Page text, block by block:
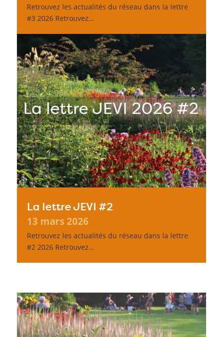
Retrouvez les actualités du réseau dans la lettre
#3 2026 Retrouvez…
La lettre JEVI #2
13 mars 2026
Retrouvez les actualités du réseau dans la lettre
#2 2026 Retrouvez…